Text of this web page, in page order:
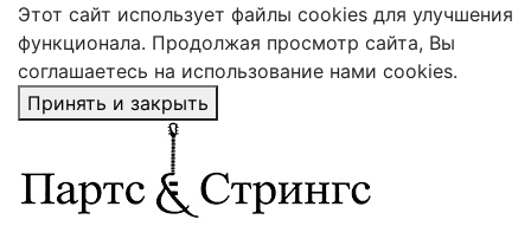
Этот сайт использует файлы cookies для улучшения
функционала. Продолжая просмотр сайта, Вы
соглашаетесь на использование нами cookies.
Принять и закрыть